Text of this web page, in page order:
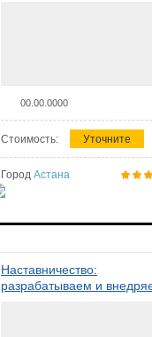
00.00.0000
Стоимость: Уточните
Город Астана
Наставничество:
разрабатываем и